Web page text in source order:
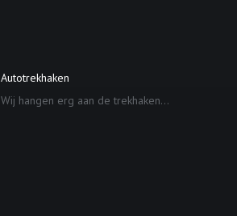
Autotrekhaken
Wij hangen erg aan de trekhaken...